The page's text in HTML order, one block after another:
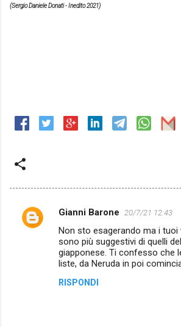
(Sergio Daniele Donati - Inedito 2021)
C
Gianni Barone 20/7/21 12:43
Non sto esagerando ma i tuoi
sono più suggestivi di quelli
giapponese. Ti confesso che
liste, da Neruda in poi
RISPONDI